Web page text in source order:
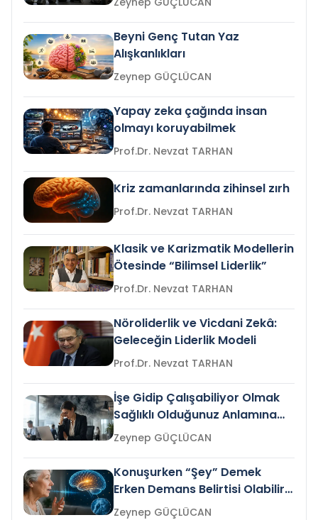
Beyni Genç Tutan Yaz
Alışkanlıkları
Zeynep GÜÇLÜCAN
Yapay zeka çağında insan
olmayı koruyabilmek
Prof.Dr. Nevzat TARHAN
Kriz zamanlarında zihinsel zırh
Prof.Dr. Nevzat TARHAN
Klasik ve Karizmatik Modellerin
Ötesinde “Bilimsel Liderlik”
Prof.Dr. Nevzat TARHAN
Nöroliderlik ve Vicdani Zekâ:
Geleceğin Liderlik Modeli
Prof.Dr. Nevzat TARHAN
İşe Gidip Çalışabiliyor Olmak
Sağlıklı Olduğunuz Anlamına
Gelir mi?Zeynep GÜÇLÜCAN
Konuşurken “Şey” Demek
Erken Demans Belirtisi Olabilir
mi?
Zeynep GÜÇLÜCAN